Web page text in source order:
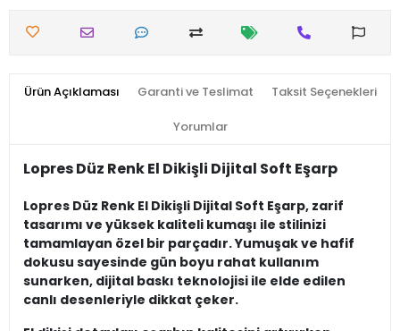
Ürün Açıklaması Garanti ve Teslimat Taksit Seçenekleri
Yorumlar
Lopres Düz Renk El Dikişli Dijital Soft Eşarp
Lopres Düz Renk El Dikişli Dijital Soft Eşarp, zarif
tasarımı ve yüksek kaliteli kumaşı ile stilinizi
tamamlayan özel bir parçadır. Yumuşak ve hafif
dokusu sayesinde gün boyu rahat kullanım
sunarken, dijital baskı teknolojisi ile elde edilen
canlı desenleriyle dikkat çeker.